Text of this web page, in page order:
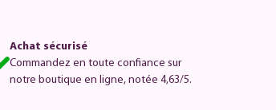
Achat sécurisé
Commandez en toute confiance sur
notre boutique en ligne, notée 4,63/5.